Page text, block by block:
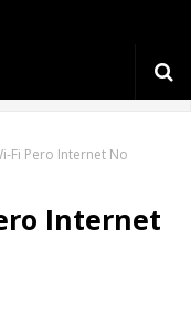
Fi Pero Internet No
Internet